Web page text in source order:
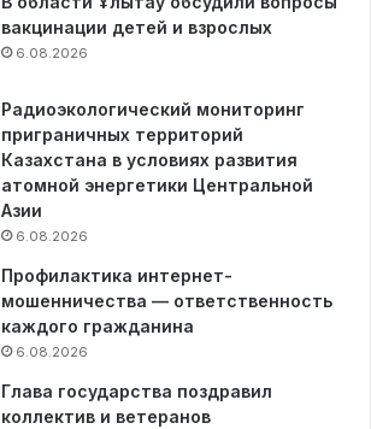
вакцинации детей и взрослых
6.08.2026
Радиоэкологический мониторинг
приграничных территорий
Казахстана в условиях развития
атомной энергетики Центральной
Азии
6.08.2026
Профилактика интернет-
мошенничества — ответственность
каждого гражданина
6.08.2026
Глава государства поздравил
коллектив и ветеранов